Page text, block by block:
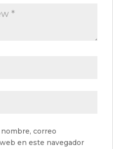
correo
en este navegador